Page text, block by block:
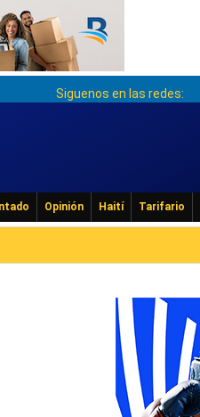
Siguenos en las redes:
Opinión Haití Tarifario